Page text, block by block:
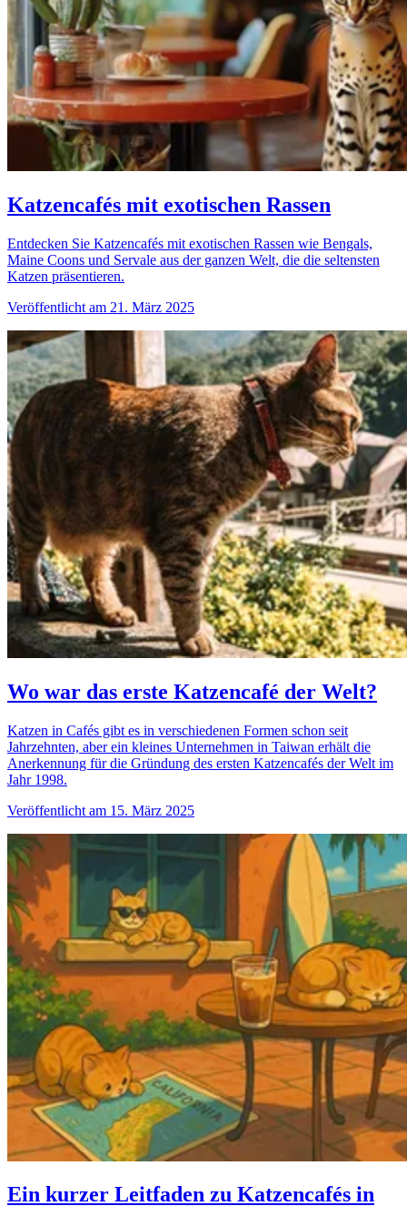
Katzencafés mit exotischen Rassen
Entdecken Sie Katzencafés mit exotischen Rassen wie Bengals,
Maine Coons und Servale aus der ganzen Welt, die die seltensten
Katzen präsentieren.
Veröffentlicht am 21. März 2025
Wo war das erste Katzencafé der Welt?
Katzen in Cafés gibt es in verschiedenen Formen schon seit
Jahrzehnten, aber ein kleines Unternehmen in Taiwan erhält die
Anerkennung für die Gründung des ersten Katzencafés der Welt im
Jahr 1998.
Veröffentlicht am 15. März 2025
Ein kurzer Leitfaden zu Katzencafés in